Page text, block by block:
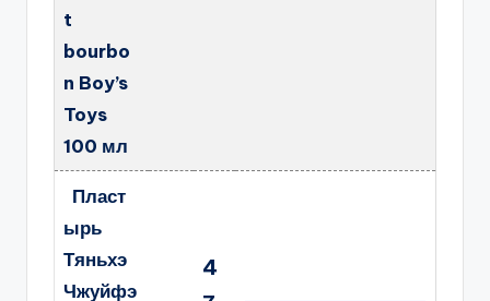
t
bourbo
n Boy’s
Toys
100 мл
Пласт
ырь
Тяньхэ
Чжуйфэ
4